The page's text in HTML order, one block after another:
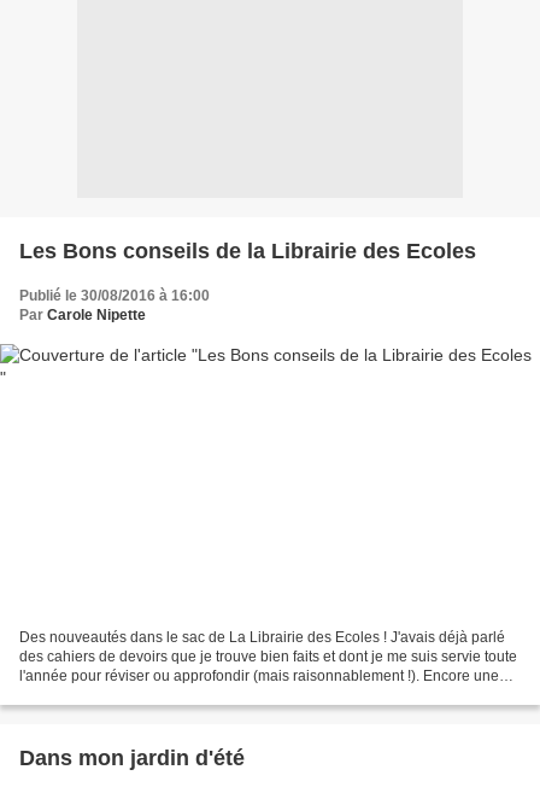
Les Bons conseils de la Librairie des Ecoles
Publié le 30/08/2016 à 16:00
Par Carole Nipette
Des nouveautés dans le sac de La Librairie des Ecoles ! J'avais déjà parlé
des cahiers de devoirs que je trouve bien faits et dont je me suis servie toute
l'année pour réviser ou approfondir (mais raisonnablement !). Encore une
Dans mon jardin d'été